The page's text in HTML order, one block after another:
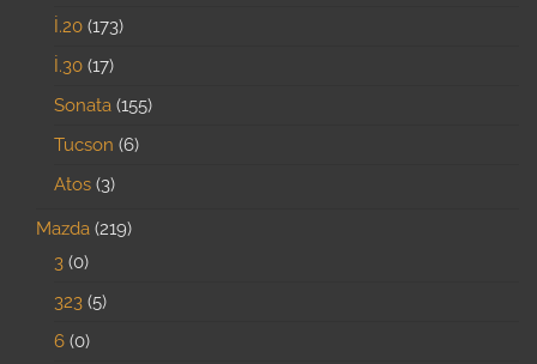
İ.20 173
İ.30 17
Sonata 155
Tucson 6
Atos 3
Mazda 219
3 0
323 5
6 0